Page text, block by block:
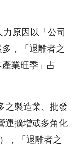
原因以「公司
多，「退離者之
業旺季」占
之製造業、批發
運擴增或多角化
），「退離者之